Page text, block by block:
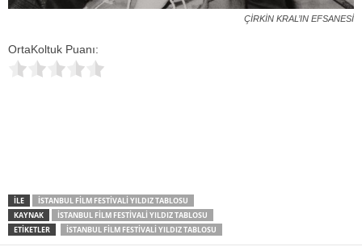
ÇİRKİN KRAL’IN EFSANESİ
OrtaKoltuk Puanı:
İLE
İSTANBUL FILM FESTIVALI YILDIZ TABLOSU
KAYNAK
İSTANBUL FILM FESTIVALI YILDIZ TABLOSU
ETİKETLER
İSTANBUL FILM FESTIVALI YILDIZ TABLOSU